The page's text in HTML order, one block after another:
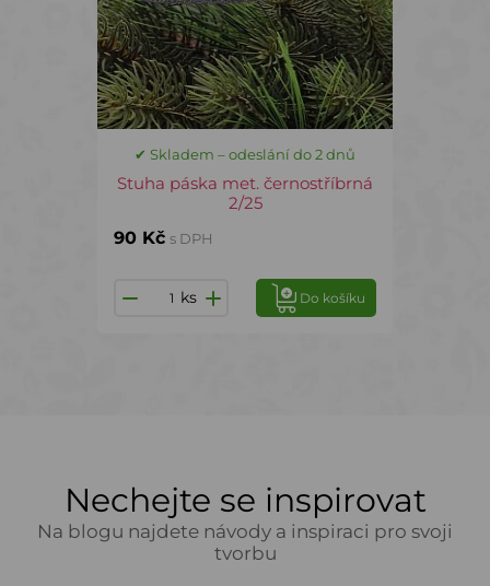
✔ Skladem – odeslání do 2 dnů
Stuha páska met. černostříbrná
2/25
90 Kč s DPH
ks Do košíku
Nechejte se inspirovat
Na blogu najdete návody a inspiraci pro svoji
tvorbu